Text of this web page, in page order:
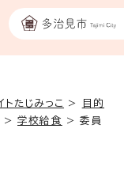
たじみっこ >
目的
>学校給食 >委員